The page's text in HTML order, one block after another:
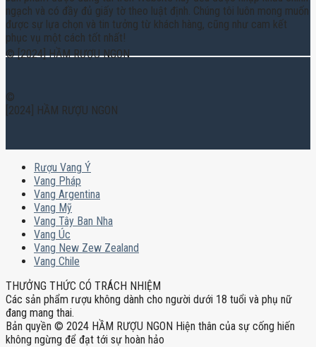
ngạch và có đầy đủ giấy tờ theo luật định. Chúng tôi luôn mong muốn
được sự lựa chọn và tin tưởng từ khách hàng, cũng như cam kết
phục vụ một cách tốt nhất!
© [2024] HẦM RƯỢU NGON
©
[2024] HẦM RƯỢU NGON
Rượu Vang Ý
Vang Pháp
Vang Argentina
Vang Mỹ
Vang Tây Ban Nha
Vang Úc
Vang New Zew Zealand
Vang Chile
THƯỞNG THỨC CÓ TRÁCH NHIỆM
Các sản phẩm rượu không dành cho người dưới 18 tuổi và phụ nữ
đang mang thai.
Bản quyền © 2024 HẦM RƯỢU NGON Hiện thân của sự cống hiến
không ngừng để đạt tới sự hoàn hảo